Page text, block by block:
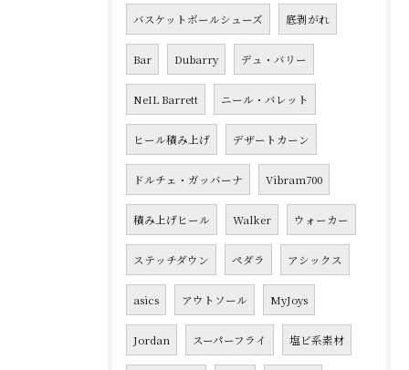
バスケットボールシューズ 底剥がれ
Bar Dubarry デュ・バリー
NeIL Barrett ニール・バレット
ヒール積み上げ デザートカーン
ドルチェ・ガッバーナ Vibram700
積み上げヒール Walker ウォーカー
ステッチダウン ペダラ アシックス
asics アウトソール MyJoys
Jordan スーパーフライ 塩ビ系素材